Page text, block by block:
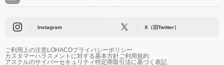
Instagram X（旧Twitter）
ご利用上の注意LOHACOプライバシーポリシー
カスタマーハラスメントに対する基本方針ご利用規約
アスクルのサイバーセキュリティ特定商取引法に基づく表記